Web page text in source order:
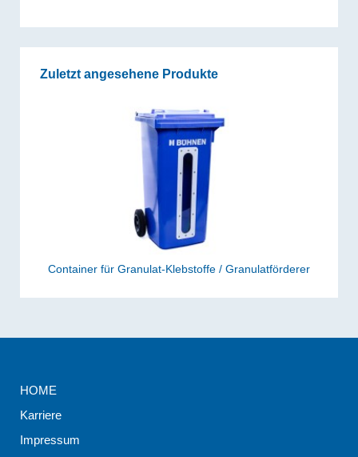
Zuletzt angesehene Produkte
Container für Granulat-Klebstoffe / Granulatförderer
HOME
Karriere
Impressum